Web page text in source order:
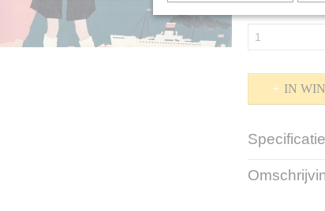
IN
Productcode
Bruto gewicht